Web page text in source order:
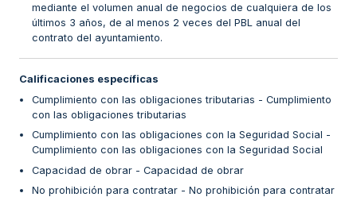
mediante el volumen anual de negocios de cualquiera de los
últimos 3 años, de al menos 2 veces del PBL anual del
contrato del ayuntamiento.
Calificaciones específicas
Cumplimiento con las obligaciones tributarias - Cumplimiento
con las obligaciones tributarias
Cumplimiento con las obligaciones con la Seguridad Social -
Cumplimiento con las obligaciones con la Seguridad Social
Capacidad de obrar - Capacidad de obrar
No prohibición para contratar - No prohibición para contratar